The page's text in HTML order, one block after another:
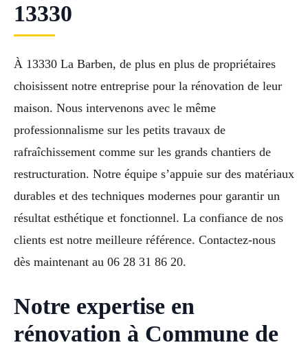
13330
À 13330 La Barben, de plus en plus de propriétaires
choisissent notre entreprise pour la rénovation de leur
maison. Nous intervenons avec le même
professionnalisme sur les petits travaux de
rafraîchissement comme sur les grands chantiers de
restructuration. Notre équipe s’appuie sur des matériaux
durables et des techniques modernes pour garantir un
résultat esthétique et fonctionnel. La confiance de nos
clients est notre meilleure référence. Contactez-nous
dès maintenant au 06 28 31 86 20.
Notre expertise en
rénovation à Commune de